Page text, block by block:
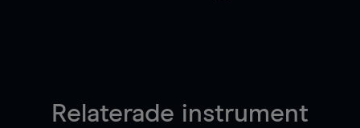
Relaterade instrument